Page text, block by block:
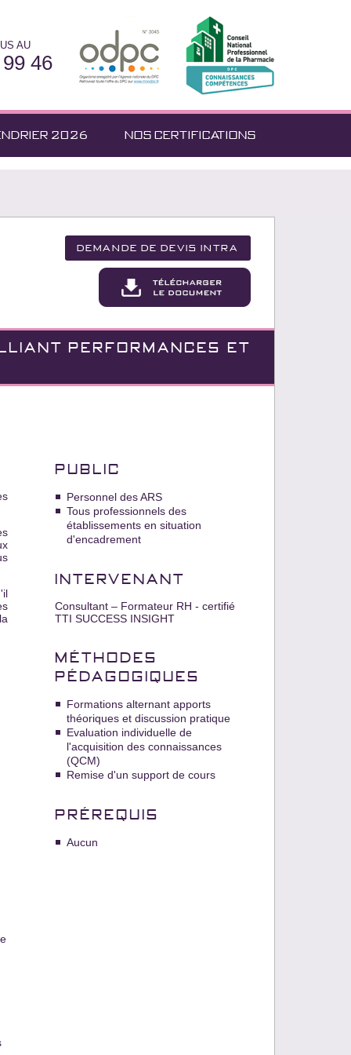
AU
46
2026 NOS CERTIFICATIONS
Demande de devis Intra
PERFORMANCES ET
PUBLIC
Personnel des ARS
Tous professionnels des
établissements en situation
d'encadrement
INTERVENANT
Consultant – Formateur RH - certifié
TTI SUCCESS INSIGHT
MÉTHODES
PÉDAGOGIQUES
Formations alternant apports
théoriques et discussion pratique
Evaluation individuelle de
l'acquisition des connaissances
(QCM)
Remise d'un support de cours
PRÉREQUIS
Aucun